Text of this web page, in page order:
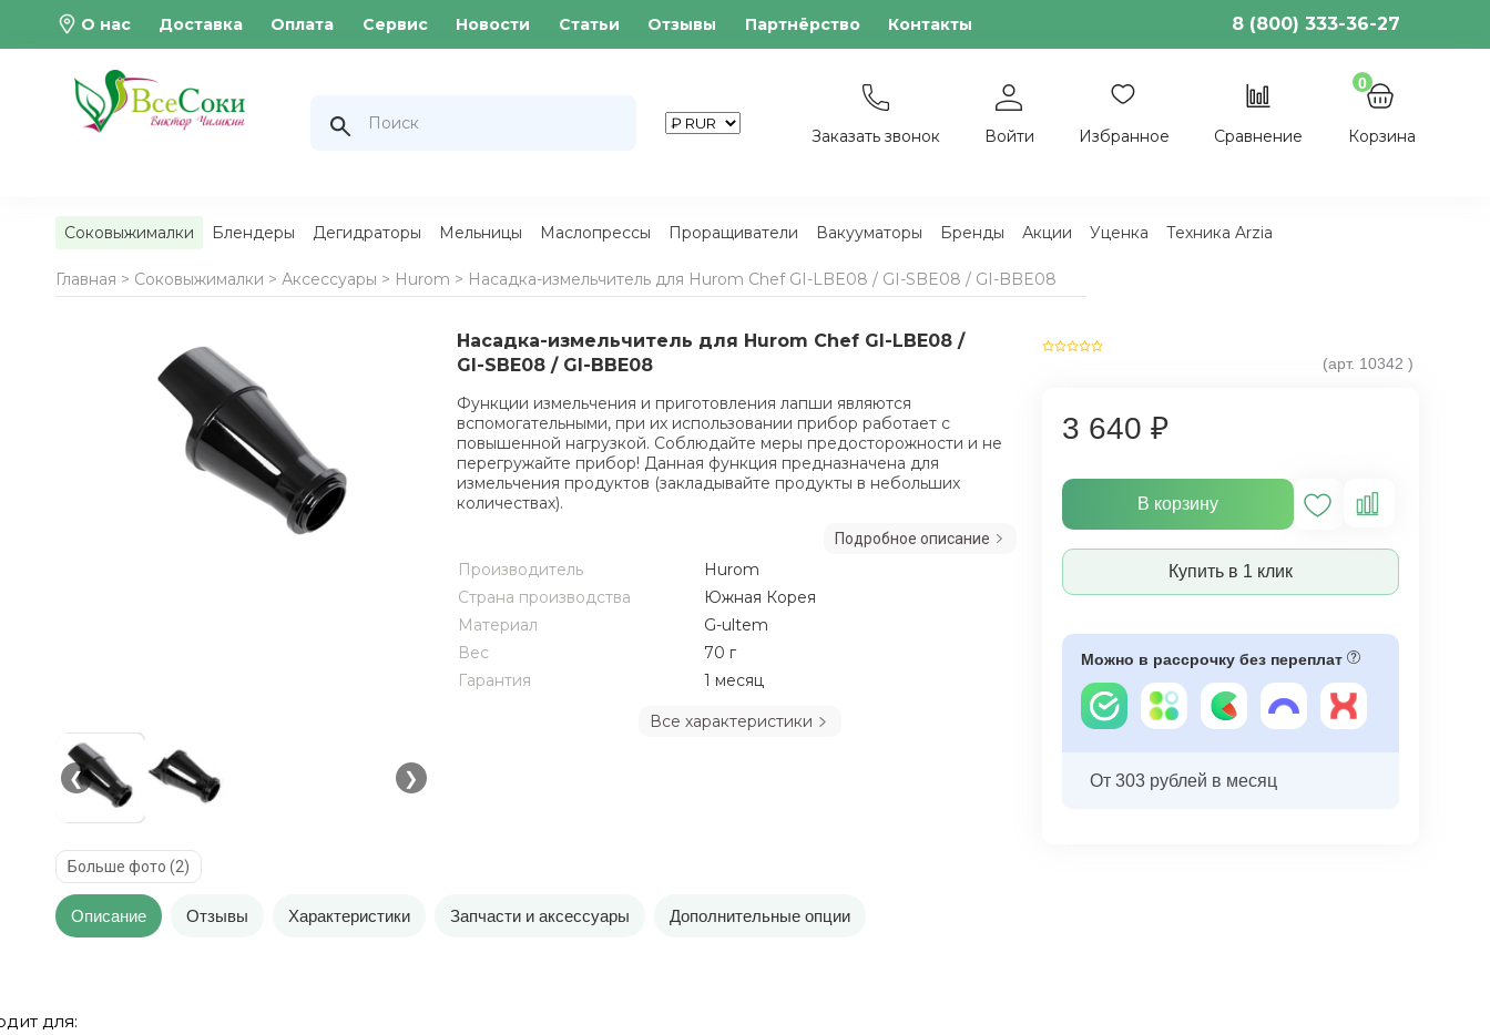
О нас Доставка Оплата Сервис Новости Статьи Отзывы Партнёрство Контакты 8 (800) 333-36-27
Заказать звонок Войти Избранное Сравнение
0
Корзина
Соковыжималки Блендеры Дегидраторы Мельницы Маслопрессы Проращиватели Вакууматоры Бренды Акции Уценка Техника Arzia
Главная > Соковыжималки > Аксессуары > Hurom > Насадка-измельчитель для Hurom Chef GI-LBE08 / GI-SBE08 / GI-BBE08
❮ ❯
Больше фото (2)
Насадка-измельчитель для Hurom Chef GI-LBE08 /
GI-SBE08 / GI-BBE08
(арт. 10342 )
3 640 ₽
В корзину
Купить в 1 клик
Можно в рассрочку без переплат
От 303 рублей в месяц
Функции измельчения и приготовления лапши являются
вспомогательными, при их использовании прибор работает с
повышенной нагрузкой. Соблюдайте меры предосторожности и не
перегружайте прибор! Данная функция предназначена для
измельчения продуктов (закладывайте продукты в небольших
количествах).
Подробное описание
Производитель
Hurom
Страна производства
Южная Корея
Материал
G-ultem
Вес
70 г
Гарантия
1 месяц
Все характеристики
Описание Отзывы Характеристики Запчасти и аксессуары Дополнительные опции
для: